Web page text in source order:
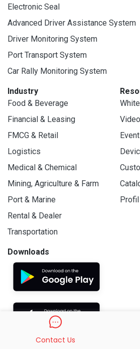
Electronic Seal
Advanced Driver Assistance System
Driver Monitoring System
Port Transport System
Car Rally Monitoring System
Industry
Food & Beverage
Financial & Leasing
FMCG & Retail
Logistics
Medical & Chemical
Mining, Agriculture & Farm
Port & Marine
Rental & Dealer
Transportation
Event
Downloads
Contact Us